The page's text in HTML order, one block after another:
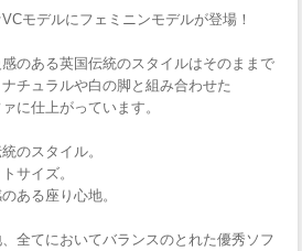
モデルにフェミニンモデルが登場！
のある英国伝統のスタイルはそのままで
チュラルや白の脚と組み合わせた
に仕上がっています。
のスタイル。
サイズ。
ある座り心地。
全てにおいてバランスのとれた優秀ソフ